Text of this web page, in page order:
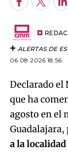
Facebook
Twitter
ALERTAS DE
06.08.2026 18:56
Declarado el
que ha
agosto en el
Guadalajara,
a la localidad